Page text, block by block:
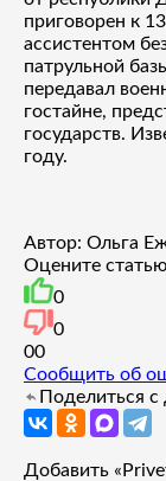
приговорен к
ассистентом
патрульной
передавал
гостайне,
государств.
году.
Автор: Ольга
Оцените
0
0
00
Сообщить об
Поделиться с
Добавить